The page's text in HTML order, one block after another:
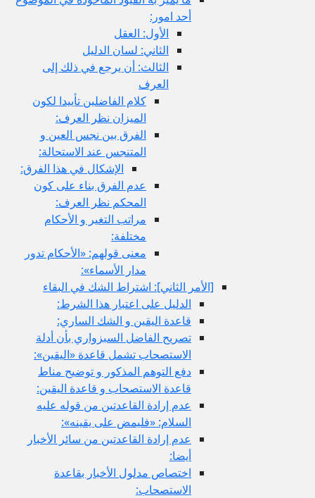
أحد امور:
الأول: العقل
الثاني: لسان الدليل
الثالث: أن يرجع في ذلك إلى
العرف
كلام الفاضلين تأييدا لكون
الميزان نظر العرف:
الفرق بين نجس العين و
المتنجس عند الاستحالة:
الإشكال في هذا الفرق:
عدم الفرق بناء على كون
المحكم نظر العرف:
مراتب التغير و الأحكام
مختلفة:
معنى قولهم: «الأحكام تدور
مدار الأسماء»:
[الأمر الثاني‏]: اشتراط الشك في البقاء
الدليل على اعتبار هذا الشرط:
قاعدة اليقين و الشك الساري:
تصريح الفاضل السبزواري بأن أدلة
الاستصحاب تشمل قاعدة «اليقين»:
دفع التوهم المذكور و توضيح مناط
قاعدة الاستصحاب و قاعدة اليقين:
عدم إرادة القاعدتين من قوله عليه
السلام: «فليمض على يقينه»:
عدم إرادة القاعدتين من سائر الأخبار
أيضا:
اختصاص مدلول الأخبار بقاعدة
الاستصحاب: